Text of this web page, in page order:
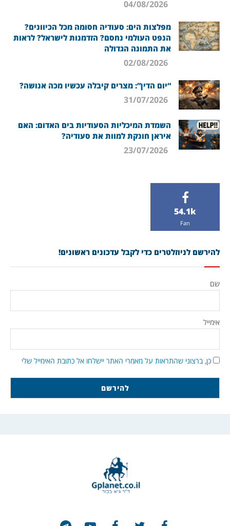
מפלצות הים: סעודיה חסומה מכל הכיוונים?
הנפט העולמי נחסם? הזדמנות לישראל? לראות
את התמונה הגדולה
“יום הדין”: מצרים קיבלה עכשיו מכה אנושה?
השמדת המיכליות הסעודיות בים האדום: האם
איראן חונקת למוות את סעודיה?
54.1k
Fan
להירשם לניוזלטרים כדי לקבל עדכונים ראשונים!
שם
אימייל
כן, ברצוני שהתראות על מאמרי האתר יישלחו אל כתובת האימייל שלי